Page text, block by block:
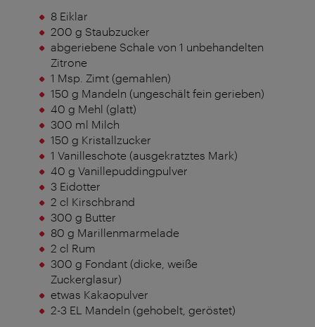
8 Eiklar
200 g Staubzucker
abgeriebene Schale von 1 unbehandelten
Zitrone
1 Msp. Zimt (gemahlen)
150 g Mandeln (ungeschält fein gerieben)
40 g Mehl (glatt)
300 ml Milch
150 g Kristallzucker
1 Vanilleschote (ausgekratztes Mark)
40 g Vanillepuddingpulver
3 Eidotter
2 cl Kirschbrand
300 g Butter
80 g Marillenmarmelade
2 cl Rum
300 g Fondant (dicke, weiße
Zuckerglasur)
etwas Kakaopulver
2-3 EL Mandeln (gehobelt, geröstet)